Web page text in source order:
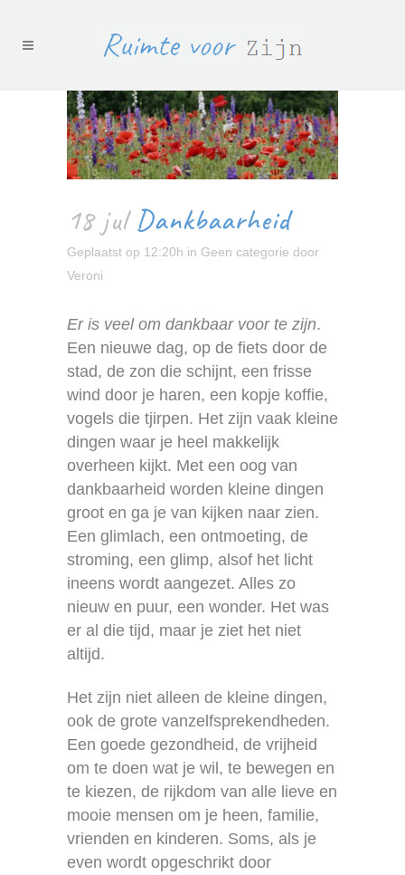
18 julDankbaarheid
Geplaatst op 12:20h in Geen categorie door
Veroni
Er is veel om dankbaar voor te zijn.
Een nieuwe dag, op de fiets door de
stad, de zon die schijnt, een frisse
wind door je haren, een kopje koffie,
vogels die tjirpen. Het zijn vaak kleine
dingen waar je heel makkelijk
overheen kijkt. Met een oog van
dankbaarheid worden kleine dingen
groot en ga je van kijken naar zien.
Een glimlach, een ontmoeting, de
stroming, een glimp, alsof het licht
ineens wordt aangezet. Alles zo
nieuw en puur, een wonder. Het was
er al die tijd, maar je ziet het niet
altijd.
Het zijn niet alleen de kleine dingen,
ook de grote vanzelfsprekendheden.
Een goede gezondheid, de vrijheid
om te doen wat je wil, te bewegen en
te kiezen, de rijkdom van alle lieve en
mooie mensen om je heen, familie,
vrienden en kinderen. Soms, als je
even wordt opgeschrikt door